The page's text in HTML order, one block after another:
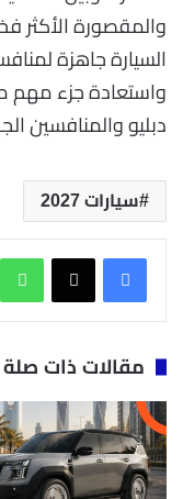
والمقصورة الأكثر
السيارة جاهزة
واستعادة جزء
دبليو والمنافسين
سيارات 2027
مقالات ذات صلة